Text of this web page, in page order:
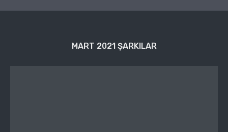
MART 2021 ŞARKILAR